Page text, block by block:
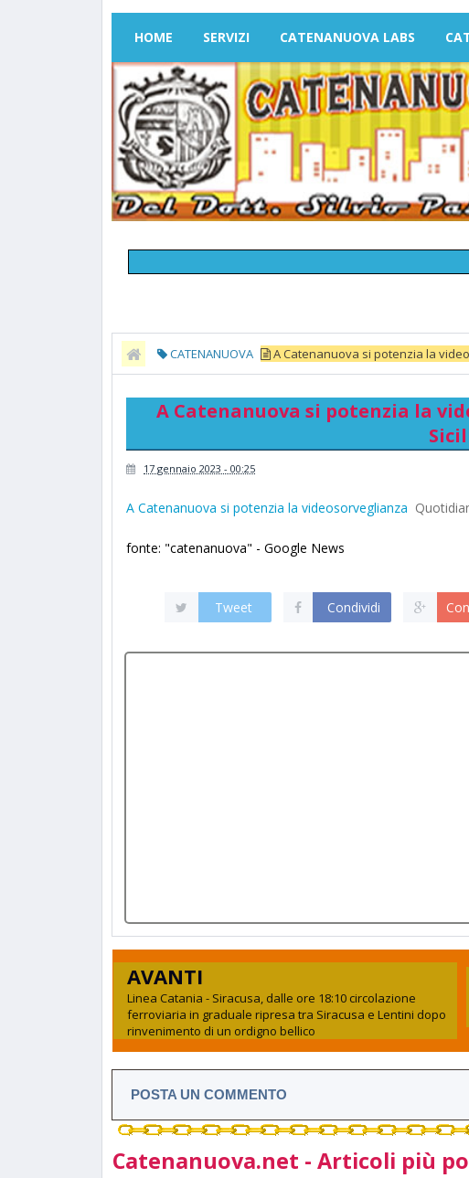
HOME SERVIZI CATENANUOVA LABS
CATENANUOVA A Catenanuova si potenzia la
A Catenanuova si potenzia la
17 gennaio 2023 - 00:25
A Catenanuova si potenzia la videosorveglianza
fonte: "catenanuova" - Google News
Tweet Condividi
AVANTI
Linea Catania - Siracusa, dalle ore 18:10 circolazione
ferroviaria in graduale ripresa tra Siracusa e Lentini dopo
rinvenimento di un ordigno bellico
POSTA UN COMMENTO
Catenanuova.net - Articoli più